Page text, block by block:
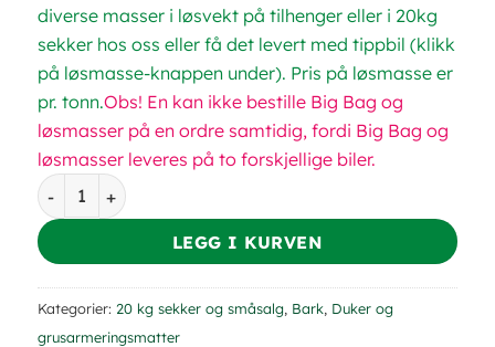
diverse masser i løsvekt på tilhenger eller i 20kg
sekker hos oss eller få det levert med tippbil (klikk
på løsmasse-knappen under). Pris på løsmasse er
pr. tonn.Obs! En kan ikke bestille Big Bag og
løsmasser på en ordre samtidig, fordi Big Bag og
løsmasser leveres på to forskjellige biler.
Barkduk 15m² antall
LEGG I KURVEN
Kategorier: 20 kg sekker og småsalg, Bark, Duker og
grusarmeringsmatter